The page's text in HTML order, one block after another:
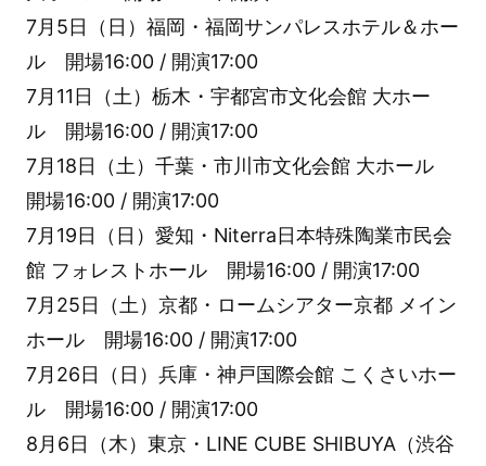
7月5日（日）福岡・福岡サンパレスホテル＆ホー
ル 開場16:00 / 開演17:00
7月11日（土）栃木・宇都宮市文化会館 大ホー
ル 開場16:00 / 開演17:00
7月18日（土）千葉・市川市文化会館 大ホール
開場16:00 / 開演17:00
7月19日（日）愛知・Niterra日本特殊陶業市民会
館 フォレストホール 開場16:00 / 開演17:00
7月25日（土）京都・ロームシアター京都 メイン
ホール 開場16:00 / 開演17:00
7月26日（日）兵庫・神戸国際会館 こくさいホー
ル 開場16:00 / 開演17:00
8月6日（木）東京・LINE CUBE SHIBUYA（渋谷